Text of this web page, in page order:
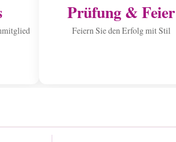
Prüfung & Feier
Feiern Sie den Erfolg mit Stil